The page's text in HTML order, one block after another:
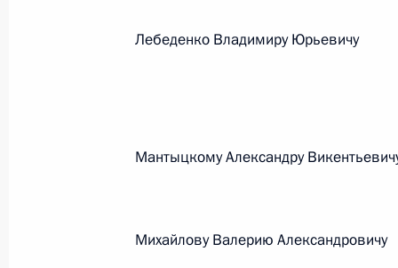
О внесении изменения в статью 2
О внесении изменений в Уголовный
Лебеденко Владимиру Юрьевичу
Мантыцкому Александру
Михайлову Валерию Александровичу